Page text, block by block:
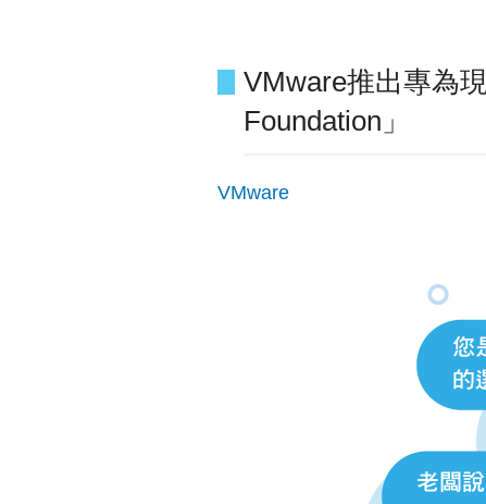
VMware推出專為
Foundation」
VMware